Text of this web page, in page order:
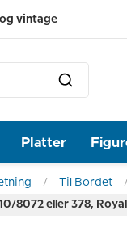
vintage
Platter
Til Bordet
8072 eller 378,